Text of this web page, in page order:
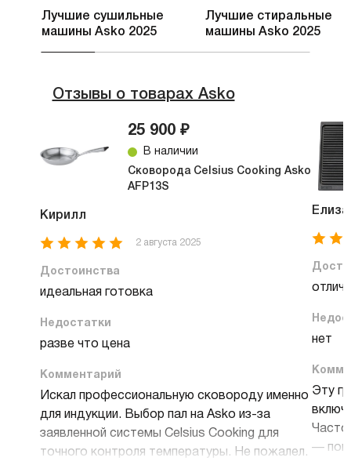
Лучшие сушильные
машины Asko 2025
Лучшие стиральные
машины Asko 2025
Отзывы о товарах Asko
25 900 ₽
В наличии
Сковорода Celsius Cooking Asko
AFP13S
Кирилл
2 августа 2025
Достоинства
идеальная готовка
Недостатки
разве что цена
Комментарий
Искал профессиональную сковороду именно
для индукции. Выбор пал на Asko из-за
заявленной системы Celsius Cooking для
точного контроля температуры. Не пожалел.
нет
Эту
Часто
—